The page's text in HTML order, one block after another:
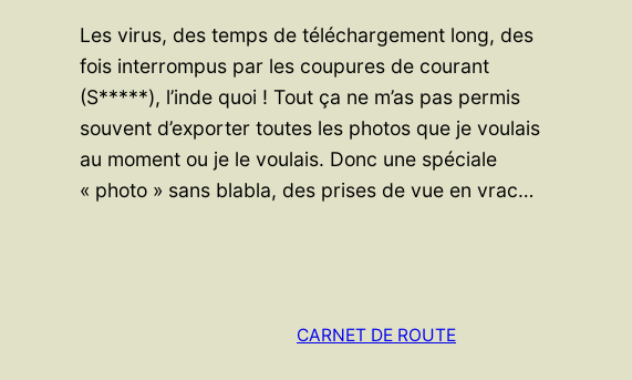
Les virus, des temps de téléchargement long, des
fois interrompus par les coupures de courant
(S*****), l’inde quoi ! Tout ça ne m’as pas permis
souvent d’exporter toutes les photos que je voulais
au moment ou je le voulais. Donc une spéciale
« photo » sans blabla, des prises de vue en vrac…
CARNET DE ROUTE